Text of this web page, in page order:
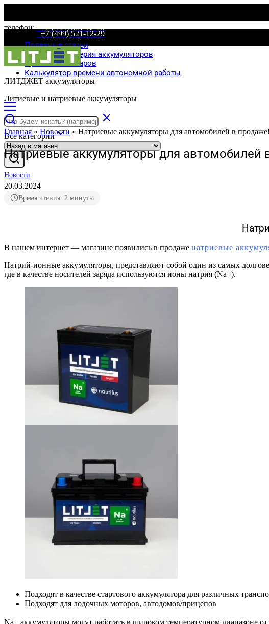
телефон: +7 (499) 521-12-29
Полезные статьи
Специальная серия аккумуляторов
Сравнение товаров
Калькулятор времени автономной работы
+7 (499) 521-12-29
ЛИТДЖЕТ аккумуляторы
Литиевые и натриевые аккумуляторы
Все категории
Главная » Новости » Натриевые аккумуляторы для автомобилей в продаже!
Натриевые аккумуляторы для автомобилей
Новости
20.03.2024
Время чтения: 2 минуты
В нашем интернет — магазине появились в продаже натриевые
Натрий-ионные аккумуляторы, представляют собой один из самых
где в качестве носителей заряда используются ионы натрия (Na+).
Подходят в качестве стартового аккумулятора для различных
Подходят для лодочных моторов, автодомов/прицепов